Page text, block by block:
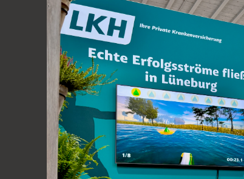
Realtime 3D Anwendung für Kunststoffverarbeitung